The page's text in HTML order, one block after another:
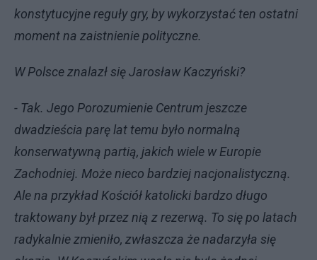
konstytucyjne reguły gry, by wykorzystać ten ostatni
moment na zaistnienie polityczne.
W Polsce znalazł się Jarosław Kaczyński?
- Tak. Jego Porozumienie Centrum jeszcze
dwadzieścia parę lat temu było normalną
konserwatywną partią, jakich wiele w Europie
Zachodniej. Może nieco bardziej nacjonalistyczną.
Ale na przykład Kościół katolicki bardzo długo
traktowany był przez nią z rezerwą. To się po latach
radykalnie zmieniło, zwłaszcza że nadarzyła się